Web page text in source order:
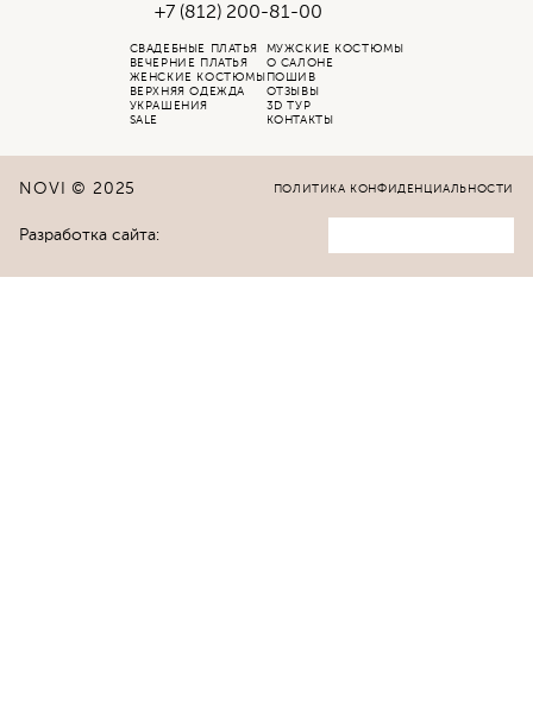
+7 (812) 200-81-00
СВАДЕБНЫЕ ПЛАТЬЯ
ВЕЧЕРНИЕ ПЛАТЬЯ
ЖЕНСКИЕ КОСТЮМЫ
ВЕРХНЯЯ ОДЕЖДА
УКРАШЕНИЯ
SALE
МУЖСКИЕ КОСТЮМЫ
О САЛОНЕ
ПОШИВ
ОТЗЫВЫ
3D ТУР
КОНТАКТЫ
NOVI © 2025 ПОЛИТИКА КОНФИДЕНЦИАЛЬНОСТИ
Разработка сайта: